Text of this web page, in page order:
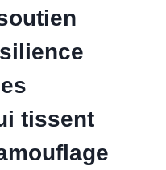
tissent